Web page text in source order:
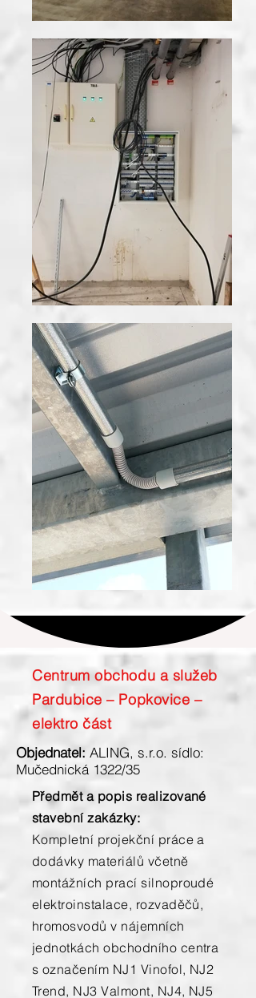
Centrum obchodu a služeb
Pardubice – Popkovice –
elektro část
Objednatel: ALING, s.r.o. sídlo:
Mučednická 1322/35
Předmět a popis realizované
stavební zakázky:
Kompletní projekční práce a
dodávky materiálů včetně
montážních prací silnoproudé
elektroinstalace, rozvaděčů,
hromosvodů v nájemních
jednotkách obchodního centra
s označením NJ1 Vinofol, NJ2
Trend, NJ3 Valmont, NJ4, NJ5